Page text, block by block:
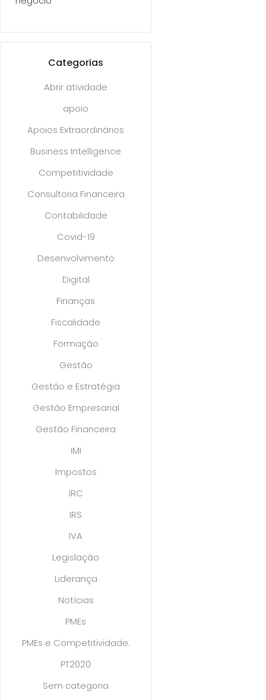
Categorias
Abrir atividade
apoio
Apoios Extraordinários
Business Intelligence
Competitividade
Consultoria Financeira
Contabilidade
Covid-19
Desenvolvimento
Digital
Finanças
Fiscalidade
Formação
Gestão
Gestão e Estratégia
Gestão Empresarial
Gestão Financeira
IMI
Impostos
IRC
IRS
IVA
Legislação
Liderança
Notícias
PMEs
PMEs e Competitividade.
PT2020
Sem categoria